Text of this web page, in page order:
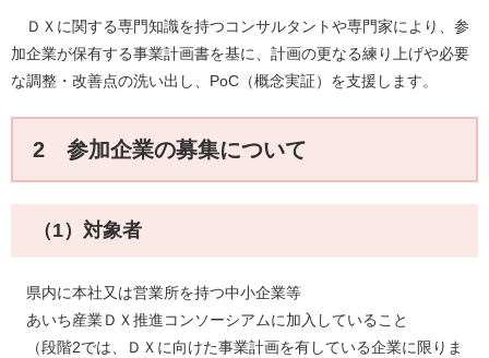
ＤＸに関する専門知識を持つコンサルタントや専門家により、参
加企業が保有する事業計画書を基に、計画の更なる練り上げや必要
な調整・改善点の洗い出し、PoC（概念実証）を支援します。
2 参加企業の募集について
（1）対象者
県内に本社又は営業所を持つ中小企業等
あいち産業ＤＸ推進コンソーシアムに加入していること
（段階2では、ＤＸに向けた事業計画を有している企業に限りま